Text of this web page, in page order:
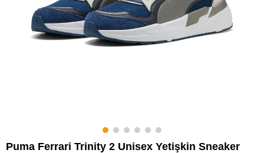
Puma Ferrari Trinity 2 Unisex Yetişkin Sneaker